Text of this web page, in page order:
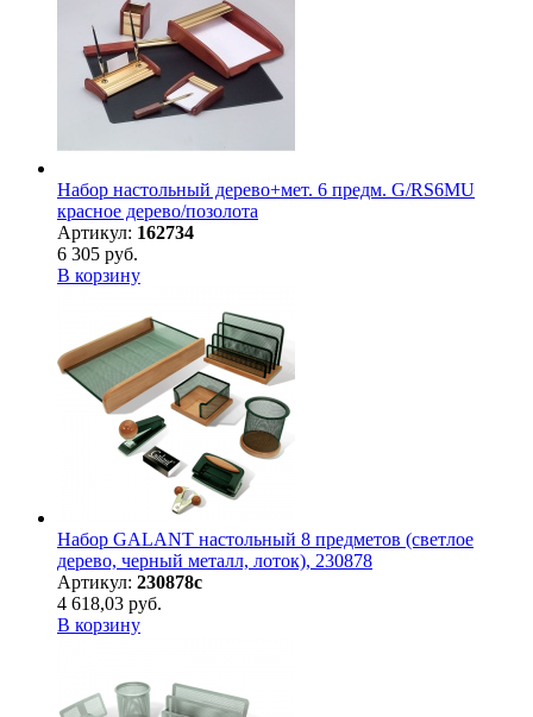
Набор настольный дерево+мет. 6 предм. G/RS6MU
красное дерево/позолота
Артикул: 162734
6 305 руб.
В корзину
Набор GALANT настольный 8 предметов (светлое
дерево, черный металл, лоток), 230878
Артикул: 230878с
4 618,03 руб.
В корзину